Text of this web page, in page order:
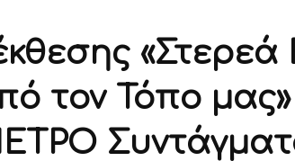
«Στερεά
τον Τόπο